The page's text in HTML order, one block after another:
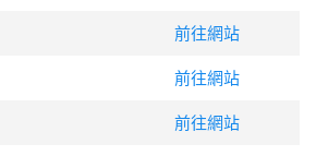
前往網站
前往網站
前往網站